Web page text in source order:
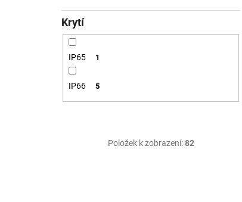
Krytí
IP65 1
IP66 5
Položek k zobrazení:82